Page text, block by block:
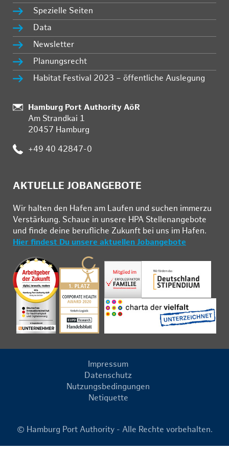
Spezielle Seiten
Data
Newsletter
Planungsrecht
Habitat Festival 2023 – öffentliche Auslegung
:
Hamburg Port Authority AöR
Am Strandkai 1
20457 Hamburg
: +49 40 42847-0
AKTUELLE JOBANGEBOTE
Wir hal­ten den Ha­fen am Lau­fen und su­chen im­mer­zu
Ver­stär­kung. Schau­e in un­se­re HPA Stel­len­an­ge­bo­te
und fin­de deine be­ruf­li­che Zu­kunft bei uns im Ha­fen.
Hier findest Du unsere aktuellen Jobangebote
Impressum
Datenschutz
Nutzungsbedingungen
Netiquette
© Hamburg Port Authority - Alle Rechte vorbehalten.